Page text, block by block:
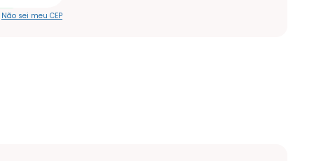
Não sei meu CEP